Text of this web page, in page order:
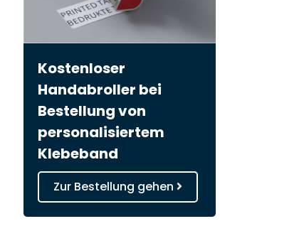
Kostenloser
Handabroller bei
Bestellung von
personalisiertem
Klebeband
Zur Bestellung gehen